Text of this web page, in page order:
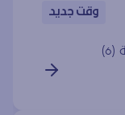
وقت جديد